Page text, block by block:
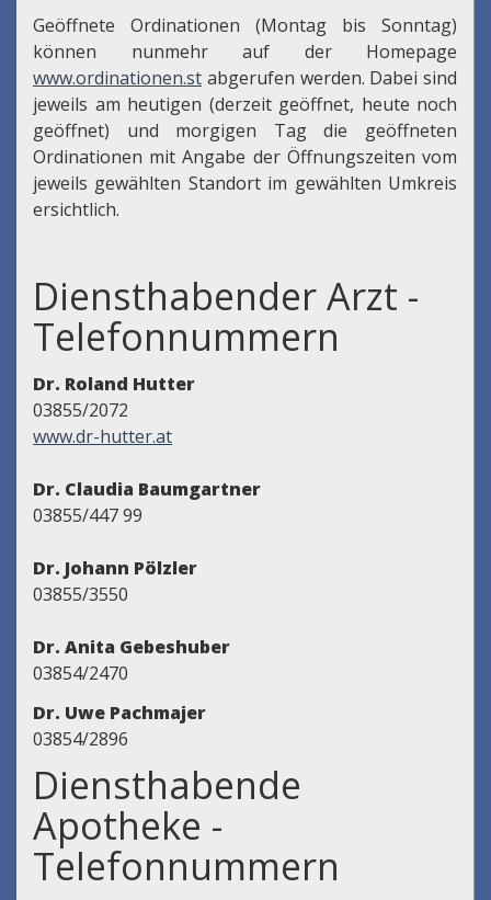
Geöffnete Ordinationen (Montag bis Sonntag)
können nunmehr auf der Homepage
www.ordinationen.st abgerufen werden. Dabei sind
jeweils am heutigen (derzeit geöffnet, heute noch
geöffnet) und morgigen Tag die geöffneten
Ordinationen mit Angabe der Öffnungszeiten vom
jeweils gewählten Standort im gewählten Umkreis
ersichtlich.
Diensthabender Arzt -
Telefonnummern
Dr. Roland Hutter
03855/2072
www.dr-hutter.at
Dr. Claudia Baumgartner
03855/447 99
Dr. Johann Pölzler
03855/3550
Dr. Anita Gebeshuber
03854/2470
Dr. Uwe Pachmajer
03854/2896
Diensthabende
Apotheke -
Telefonnummern